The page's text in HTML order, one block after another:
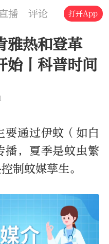
播 评论 交通 文旅
打开App
雅热和登革
始丨科普时间
要通过伊蚊（如白
播，夏季是蚊虫繁
制蚊媒孳生。